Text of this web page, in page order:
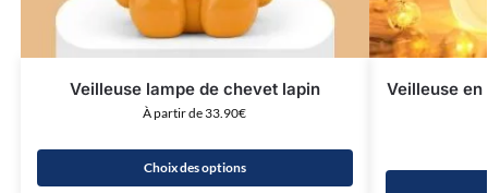
Veilleuse lampe de chevet lapin
À partir de 33.90€
Choix des options
Veilleuse